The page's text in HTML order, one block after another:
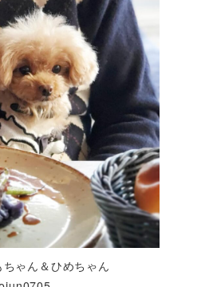
ゃん＆ひめちゃん